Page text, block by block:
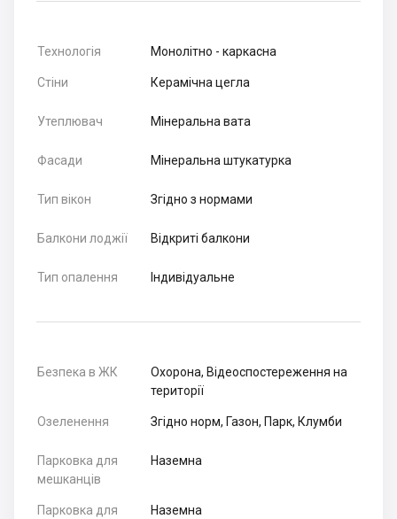
Технологія Монолітно - каркасна
Стіни Керамічна цегла
Утеплювач Мінеральна вата
Фасади Мінеральна штукатурка
Тип вікон Згідно з нормами
Балкони лоджії Відкриті балкони
Тип опалення Індивідуальне
Безпека в ЖК
Охорона, Відеоспостереження на
території
Озеленення Згідно норм, Газон, Парк, Клумби
Парковка для
мешканців
Наземна
Парковка для
Наземна